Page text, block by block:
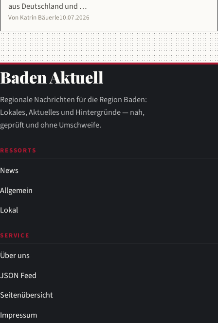
aus Deutschland und …
Von Katrin Bäuerle10.07.2026
Baden Aktuell
Regionale Nachrichten für die Region Baden:
Lokales, Aktuelles und Hintergründe — nah,
geprüft und ohne Umschweife.
RESSORTS
News
Allgemein
Lokal
SERVICE
Über uns
JSON Feed
Seitenübersicht
Impressum